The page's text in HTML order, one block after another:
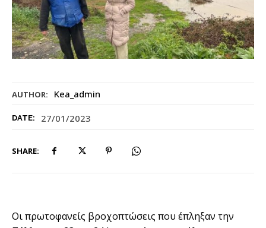
AUTHOR: Kea_admin
DATE: 27/01/2023
SHARE:
Οι πρωτοφανείς βροχοπτώσεις που έπληξαν την